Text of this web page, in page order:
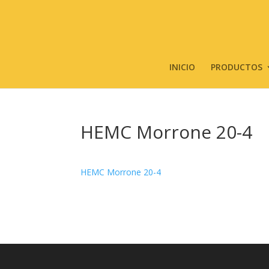
INICIO PRODUCTOS
HEMC Morrone 20-4
HEMC Morrone 20-4